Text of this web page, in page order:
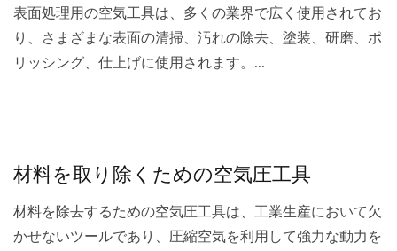
す；空気圧釘打ち機は物体を迅速に固定することができま
す；空気圧C型クリンチングガンはC型クリンチングを取
り付けるために使用され、自動車のシートや家具の組み立
表面処理用の空気工具は、多くの業界で広く使用されてお
り、さまざまな表面の清掃、汚れの除去、塗装、研磨、ポ
リッシング、仕上げに使用されます。...
材料を取り除くための空気圧工具
材料を除去するための空気圧工具は、工業生産において欠
かせないツールであり、圧縮空気を利用して強力な動力を